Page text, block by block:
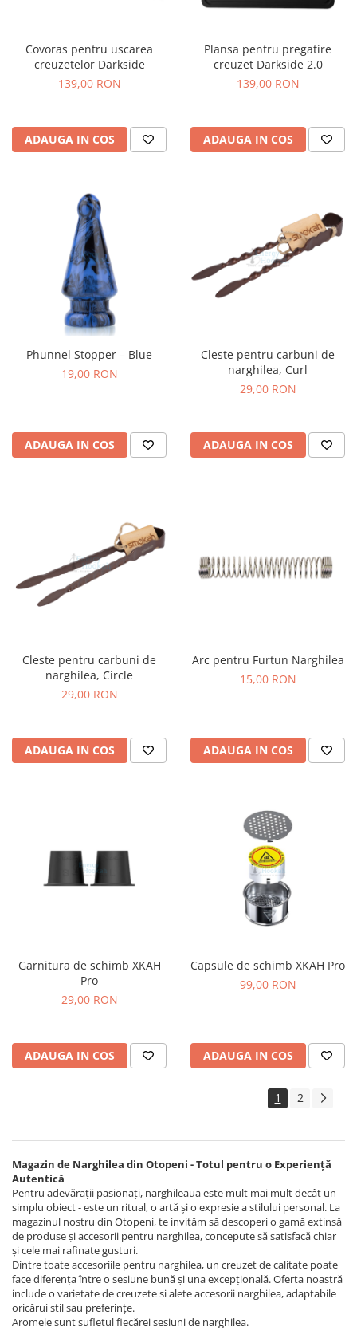
Covoras pentru uscarea
creuzetelor Darkside
139,00 RON
ADAUGA IN COS
Plansa pentru pregatire
creuzet Darkside 2.0
139,00 RON
ADAUGA IN COS
Phunnel Stopper – Blue
19,00 RON
ADAUGA IN COS
Cleste pentru carbuni de
narghilea, Curl
29,00 RON
ADAUGA IN COS
Cleste pentru carbuni de
narghilea, Circle
29,00 RON
ADAUGA IN COS
Arc pentru Furtun Narghilea
15,00 RON
ADAUGA IN COS
Garnitura de schimb XKAH
Pro
29,00 RON
ADAUGA IN COS
Capsule de schimb XKAH Pro
99,00 RON
ADAUGA IN COS
1 2
Magazin de Narghilea din Otopeni - Totul pentru o Experiență
Autentică
Pentru adevărații pasionați, narghileaua este mult mai mult decât un
simplu obiect - este un ritual, o artă și o expresie a stilului personal. La
magazinul nostru din Otopeni, te invităm să descoperi o gamă extinsă
de produse și accesorii pentru narghilea, concepute să satisfacă chiar
și cele mai rafinate gusturi.
Dintre toate accesoriile pentru narghilea, un creuzet de calitate poate
face diferența între o sesiune bună și una excepțională. Oferta noastră
include o varietate de creuzete si alete accesorii narghilea, adaptabile
oricărui stil sau preferințe.
Aromele sunt sufletul fiecărei sesiuni de narghilea.